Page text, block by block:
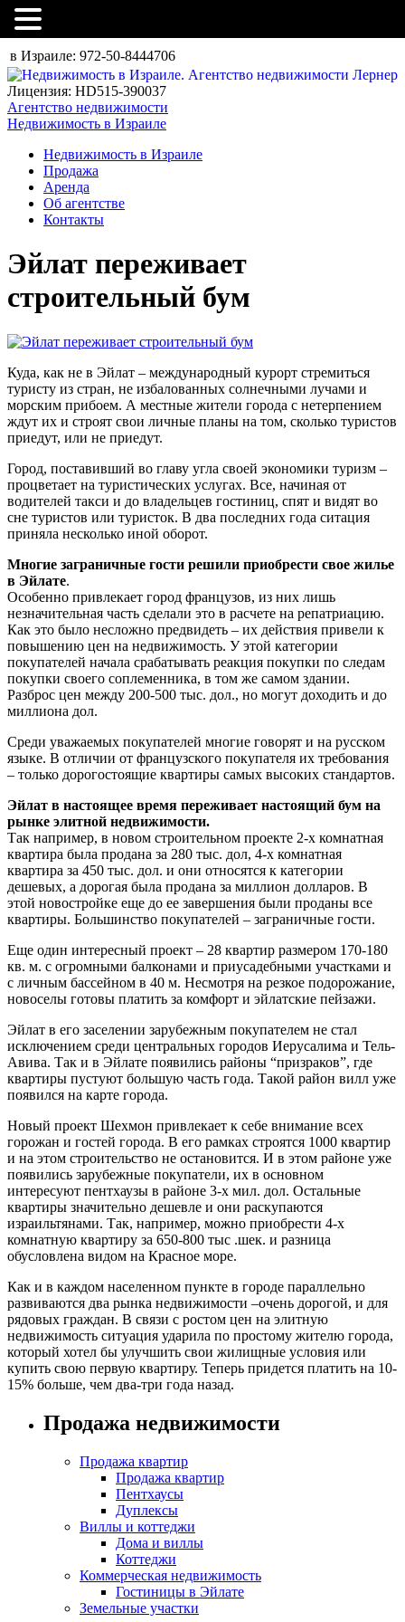
в Израиле: 972-50-8444706
Лицензия: HD515-390037
Агентство недвижимости
Недвижимость в Израиле
Недвижимость в Израиле
Продажа
Аренда
Об агентстве
Контакты
Эйлат переживает
строительный бум
Куда, как не в Эйлат – международный курорт стремиться
туристу из стран, не избалованных солнечными лучами и
морским прибоем. А местные жители города с нетерпением
ждут их и строят свои личные планы на том, сколько туристов
приедут, или не приедут.
Город, поставивший во главу угла своей экономики туризм –
процветает на туристических услугах. Все, начиная от
водителей такси и до владельцев гостиниц, спят и видят во
сне туристов или туристок. В два последних года ситация
приняла несколько иной оборот.
Многие заграничные гости решили приобрести свое жилье
в Эйлате.
Особенно привлекает город французов, из них лишь
незначительная часть сделали это в расчете на репатриацию.
Как это было несложно предвидеть – их действия привели к
повышению цен на недвижимость. У этой категории
покупателей начала срабатывать реакция покупки по следам
покупки своего соплеменника, в том же самом здании.
Разброс цен между 200-500 тыс. дол., но могут доходить и до
миллиона дол.
Среди уважаемых покупателей многие говорят и на русском
языке. В отличии от французского покупателя их требования
– только дорогостоящие квартиры самых высоких стандартов.
Эйлат в настоящее время переживает настоящий бум на
рынке элитной недвижимости.
Так например, в новом строительном проекте 2-х комнатная
квартира была продана за 280 тыс. дол, 4-х комнатная
квартира за 450 тыс. дол. и они относятся к категории
дешевых, а дорогая была продана за миллион долларов. В
этой новостройке еще до ее завершения были проданы все
квартиры. Большинство покупателей – заграничные гости.
Еще один интересный проект – 28 квартир размером 170-180
кв. м. с огромными балконами и приусадебными участками и
с личным бассейном в 40 м. Несмотря на резкое подорожание,
новоселы готовы платить за комфорт и эйлатские пейзажи.
Эйлат в его заселении зарубежным покупателем не стал
исключением среди центральных городов Иерусалима и Тель-
Авива. Так и в Эйлате появились районы “призраков”, где
квартиры пустуют большую часть года. Такой район вилл уже
появился на карте города.
Новый проект Шехмон привлекает к себе внимание всех
горожан и гостей города. В его рамках строятся 1000 квартир
и на этом строительство не остановится. И в этом районе уже
появились зарубежные покупатели, их в основном
интересуют пентхаузы в районе 3-х мил. дол. Остальные
квартиры значительно дешевле и они раскупаются
израильтянами. Так, например, можно приобрести 4-х
комнатную квартиру за 650-800 тыс .шек. и разница
обусловлена видом на Красное море.
Как и в каждом населенном пункте в городе параллельно
развиваются два рынка недвижимости –очень дорогой, и для
рядовых граждан. В связи с ростом цен на элитную
недвижимость ситуация ударила по простому жителю города,
который хотел бы улучшить свои жилищные условия или
купить свою первую квартиру. Теперь придется платить на 10-
15% больше, чем два-три года назад.
Продажа недвижимости
Продажа квартир
Продажа квартир
Пентхаусы
Дуплексы
Виллы и коттеджи
Дома и виллы
Коттеджи
Коммерческая недвижимость
Гостиницы в Эйлате
Земельные участки